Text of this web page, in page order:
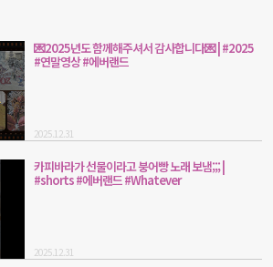
💌2025년도 함께해주셔서 감사합니다💌 | #2025
#연말영상 #에버랜드
2025.12.31
카피바라가 선물이라고 붕어빵 노래 보냄;;; |
#shorts #에버랜드 #Whatever
2025.12.31